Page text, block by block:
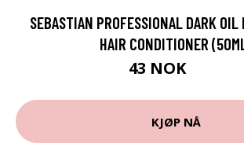
SEBASTIAN PROFESSIONAL DARK
HAIR CONDITIONER
43 NOK
KJØP NÅ